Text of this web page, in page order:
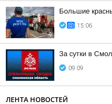
Большие
15:06
За сутки в
09:09
ЛЕНТА НОВОСТЕЙ